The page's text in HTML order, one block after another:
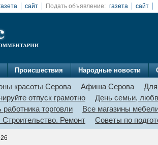
сайт Подать объявление: газета сайт
Происшествия Народные новости
красоты Серова Афиша Серова
отпуск грамотно
День семьи,
работника торговли
Все магазины
Ремонт
Советы по